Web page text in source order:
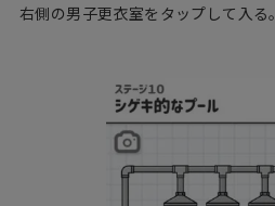
右側の男子更衣室をタップして入る。